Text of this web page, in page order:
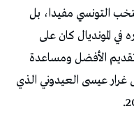
التونسي مفيدا، بل
المونديال كان على
الأفضل ومساعدة
غرار عيسى العيدوني الذي